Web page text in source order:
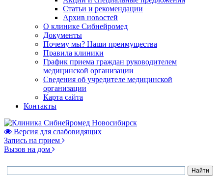
Статьи и рекомендации
Архив новостей
О клинике Сибнейромед
Документы
Почему мы? Наши преимущества
Правила клиники
График приема граждан руководителем
медицинской организации
Сведения об учредителе медицинской
организации
Карта сайта
Контакты
Версия для слабовидящих
Запись на прием
Вызов на дом